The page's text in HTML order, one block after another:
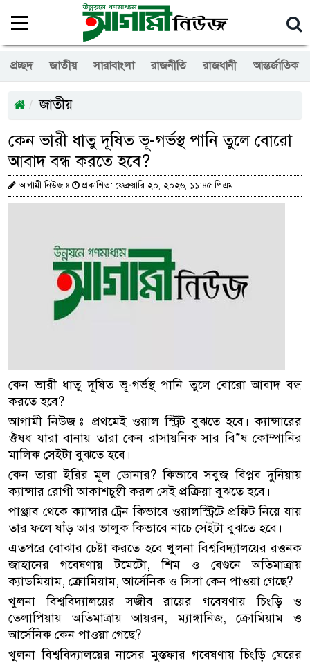
প্রচ্ছদ জাতীয় সারাবাংলা রাজনীতি রাজধানী আন্তর্জাতিক
জাতীয়
কেন ভারী ধাতু দূষিত ভূ-গর্ভস্থ পানি তুলে বোরো
আবাদ বন্ধ করতে হবে?
আগামী নিউজ ঃ প্রকাশিত: ফেব্রুয়ারি ২০, ২০২৬, ১১:৪৫ পিএম
কেন ভারী ধাতু দূষিত ভূ-গর্ভস্থ পানি তুলে বোরো আবাদ বন্ধ
করতে হবে?
আগামী নিউজ ঃ প্রথমেই ওয়াল স্ট্রিট বুঝতে হবে। ক্যান্সারের
ঔষধ যারা বানায় তারা কেন রাসায়নিক সার বি*ষ কোম্পানির
মালিক সেইটা বুঝতে হবে।
কেন তারা ইরির মূল ডোনার? কিভাবে সবুজ বিপ্লব দুনিয়ায়
ক্যান্সার রোগী আকাশচুম্বী করল সেই প্রক্রিয়া বুঝতে হবে।
পাঞ্জাব থেকে ক্যান্সার ট্রেন কিভাবে ওয়ালস্ট্রিটে প্রফিট নিয়ে যায়
তার ফলে ষাঁড় আর ভালুক কিভাবে নাচে সেইটা বুঝতে হবে।
এতপরে বোঝার চেষ্টা করতে হবে খুলনা বিশ্ববিদ্যালয়ের রওনক
জাহানের গবেষণায় টমেটো, শিম ও বেগুনে অতিমাত্রায়
ক্যাডমিয়াম, ক্রোমিয়াম, আর্সেনিক ও সিসা কেন পাওয়া গেছে?
খুলনা বিশ্ববিদ্যালয়ের সজীব রায়ের গবেষণায় চিংড়ি ও
তেলাপিয়ায় অতিমাত্রায় আয়রন, ম্যাঙ্গানিজ, ক্রোমিয়াম ও
আর্সেনিক কেন পাওয়া গেছে?
খুলনা বিশ্ববিদ্যালয়ের নাসের মুস্তফার গবেষণায় চিংড়ি ঘেরের